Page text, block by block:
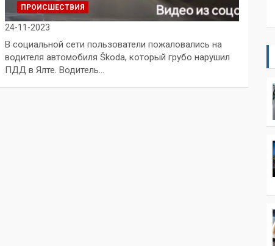
ПРОИСШЕСТВИЯ
24-11-2023
В социальной сети пользователи пожаловались на
водителя автомобиля Škoda, который грубо нарушил
ПДД в Ялте. Водитель…